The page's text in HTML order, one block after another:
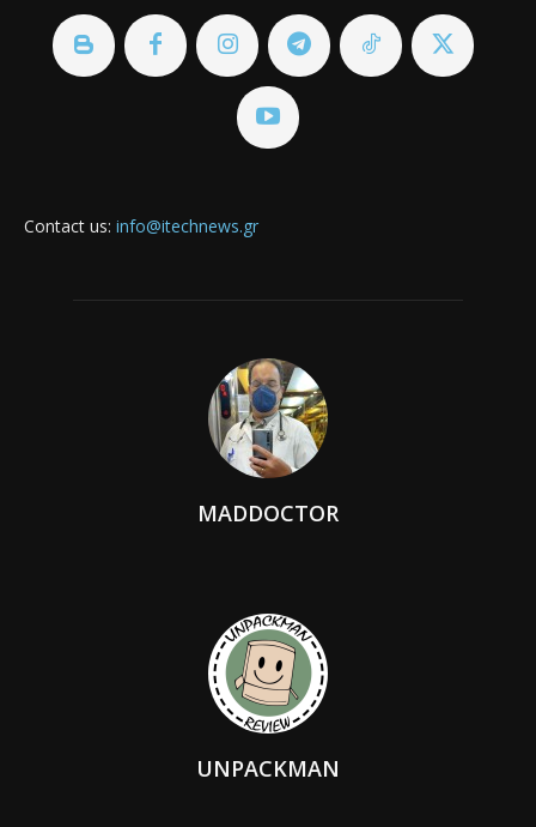
Contact us: info@itechnews.gr
MADDOCTOR
UNPACKMAN